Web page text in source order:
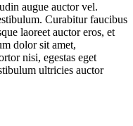
augue auctor vel.
Curabitur faucibus
laoreet auctor eros, et
dolor sit amet,
nisi, egestas eget
ultricies auctor